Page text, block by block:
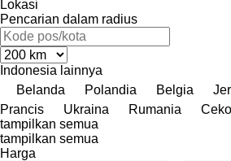
Lokasi
Pencarian dalam radius
Indonesia lainnya
Belanda
Polandia Belgia
Prancis
Ukraina Rumania Ceko
tampilkan semua
tampilkan semua
Harga